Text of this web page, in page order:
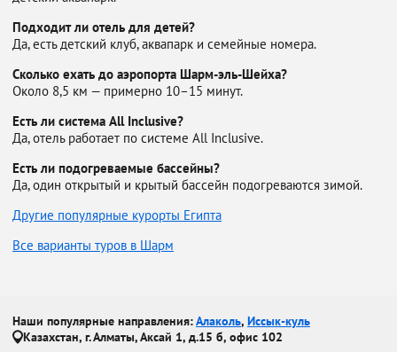
Подходит ли отель для детей?
Да, есть детский клуб, аквапарк и семейные номера.
Сколько ехать до аэропорта Шарм-эль-Шейха?
Около 8,5 км — примерно 10–15 минут.
Есть ли система All Inclusive?
Да, отель работает по системе All Inclusive.
Есть ли подогреваемые бассейны?
Да, один открытый и крытый бассейн подогреваются зимой.
Другие популярные курорты Египта
Все варианты туров в Шарм
Наши популярные направления:Алаколь, Иссык-куль
Казахстан, г. Алматы, Аксай 1, д.15 б, офис 102